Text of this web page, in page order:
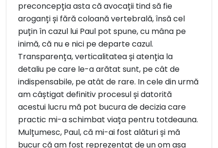
preconcepția asta că avocații tind să fie
aroganți și fără coloană vertebrală, însă cel
puțin în cazul lui Paul pot spune, cu mâna pe
inimă, că nu e nici pe departe cazul.
Transparența, verticalitatea și atenția la
detaliu pe care le-a arătat sunt, pe cât de
indispensabile, pe atât de rare. In cele din urmă
am câștigat definitiv procesul și datorită
acestui lucru mă pot bucura de decizia care
practic mi-a schimbat viața pentru totdeauna.
Mulțumesc, Paul, că mi-ai fost alături și mă
bucur că am fost reprezentat de un om așa